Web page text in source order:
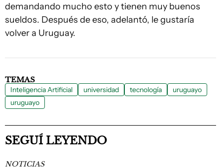
demandando mucho esto y tienen muy buenos
sueldos. Después de eso, adelantó, le gustaría
volver a Uruguay.
TEMAS
Inteligencia Artificial universidad tecnología
uruguayo
uruguayo
SEGUÍ LEYENDO
NOTICIAS